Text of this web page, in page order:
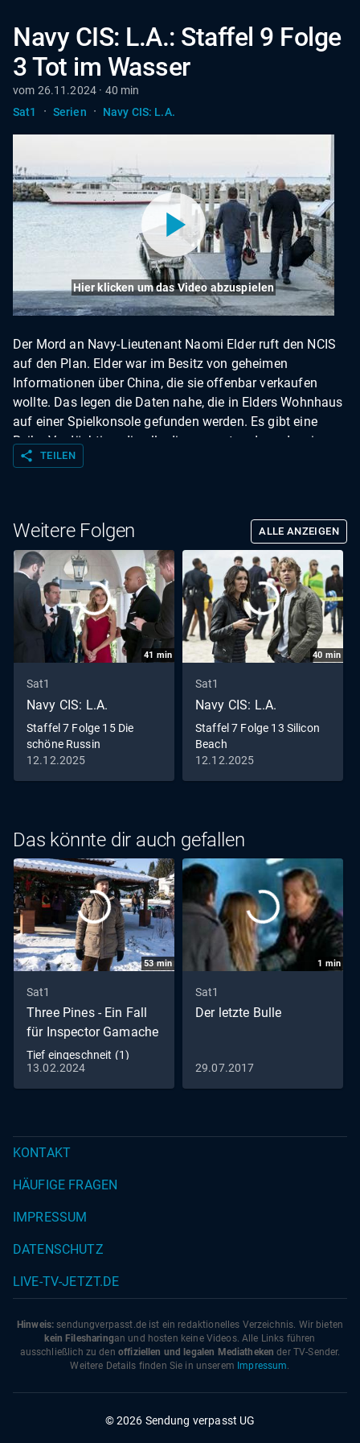
Navy CIS: L.A.: Staffel 9 Folge
3 Tot im Wasser
vom 26.11.2024 · 40 min
Sat1
· Serien · Navy CIS: L.A.
Hier klicken um das Video abzuspielen
Der Mord an Navy-Lieutenant Naomi Elder ruft den NCIS
auf den Plan. Elder war im Besitz von geheimen
Informationen über China, die sie offenbar verkaufen
wollte. Das legen die Daten nahe, die in Elders Wohnhaus
auf einer Spielkonsole gefunden werden. Es gibt eine
Reihe Verdächtige, die allerdings samt und sonders in
Schießereien mit dem NCIS sterben. Moseley missfällt
share TEILEN
Weitere Folgen ALLE ANZEIGEN
41 min
Sat1
Navy CIS: L.A.
Staffel 7 Folge 15 Die
schöne Russin
12.12.2025
40 min
Sat1
Navy CIS: L.A.
Staffel 7 Folge 13 Silicon
Beach
12.12.2025
Das könnte dir auch gefallen
53min
Sat1
Three Pines - Ein Fall
für Inspector Gamache
Tief eingeschneit (1)
13.02.2024
1 min
Sat1
Der letzte Bulle
29.07.2017
KONTAKT
HÄUFIGE FRAGEN
IMPRESSUM
DATENSCHUTZ
LIVE-TV-JETZT.DE
Hinweis: sendungverpasst.de ist ein redaktionelles Verzeichnis. Wir bieten
kein Filesharingan und hosten keine Videos. Alle Links führen
ausschließlich zu den offiziellen und legalen Mediatheken der TV-Sender.
Weitere Details finden Sie in unserem Impressum.
© 2026 Sendung verpasst UG